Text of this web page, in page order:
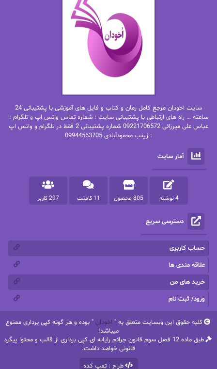
باران
بهار سلطانی
بهاره شیرازی
بهاره.م
بیتا فرخی
پاتریشیا ویلسون پرتو فرهمند
پرستو اسحقی
پرستو مهاجر
پرهام رسولی
پروانه قدیمی پروانه محمدی
پریسا شکور(طوفان خاموش)
پنلوپه وارد
تاران
ترنم.25
ثمین سرابی جان فاولز
جرج.آر.آر.مارتین
سایت اخودان مرجع کامل رمان و کتاب و فایل های آموزشی با پشتیبانی 24
ساعته … راه های ارتباطی با پشتیبانی سایت : شماره تماس واتس اپ و تلگرام :
عباس علی میرزائی 09221706572 شماره پشتیبانی 2 فقط در تلگرام و واتس اپ
: زینب محمودآبادی 09944563705
آمار سایت
4 نوشته 805 محصول 11 کامنت 297 کاربر
دسترسی سریع
حساب کاربری
علاقه مندی ها
خرید های من
ورود/ ثبت نام
کلیه حقوق این وبسایت متعلق به " اخودان " بوده و هر گونه کپی برداری ممنوع
میباشد!
طبق ماده 12 فصل سوم قانون جرائم رایانه ای کپی برداری از قالب و محتوا پیگرد
قانونی خواهد داشت.
طراح : تمپ کده